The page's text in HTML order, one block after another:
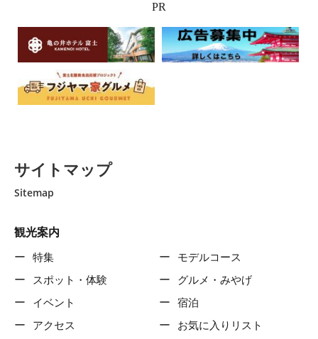
PR
サイトマップ
Sitemap
観光案内
特集
モデルコース
スポット・体験
グルメ・みやげ
イベント
宿泊
アクセス
お気に入りリスト